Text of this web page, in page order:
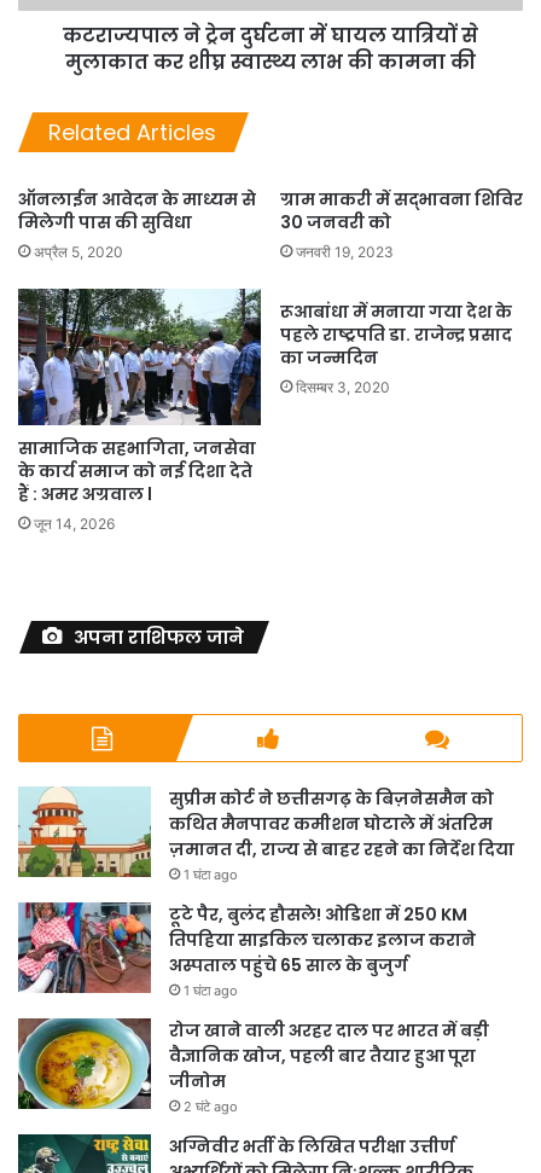
कटराज्यपाल ने ट्रेन दुर्घटना में घायल यात्रियों से
मुलाकात कर शीघ्र स्वास्थ्य लाभ की कामना की
Related Articles
ऑनलाईन आवेदन के माध्यम से
मिलेगी पास की सुविधा
अप्रैल 5, 2020
ग्राम माकरी में सद्भावना शिविर
30 जनवरी को
जनवरी 19, 2023
सामाजिक सहभागिता, जनसेवा
के कार्य समाज को नई दिशा देते
हैं : अमर अग्रवाल l
जून 14, 2026
रूआबांधा में मनाया गया देश के
पहले राष्ट्रपति डा. राजेन्द्र प्रसाद
का जन्मदिन
दिसम्बर 3, 2020
अपना राशिफल जाने
सुप्रीम कोर्ट ने छत्तीसगढ़ के बिज़नेसमैन को
कथित मैनपावर कमीशन घोटाले में अंतरिम
ज़मानत दी, राज्य से बाहर रहने का निर्देश दिया
1 घंटा ago
टूटे पैर, बुलंद हौसले! ओडिशा में 250 KM
तिपहिया साइकिल चलाकर इलाज कराने
अस्पताल पहुंचे 65 साल के बुजुर्ग
1 घंटा ago
रोज खाने वाली अरहर दाल पर भारत में बड़ी
वैज्ञानिक खोज, पहली बार तैयार हुआ पूरा
जीनोम
2 घंटे ago
अग्निवीर भर्ती के लिखित परीक्षा उत्तीर्ण